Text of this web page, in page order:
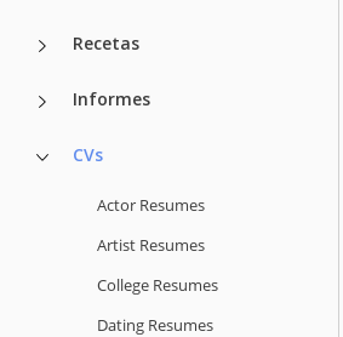
Recetas
Informes
CVs
Actor Resumes
Artist Resumes
College Resumes
Dating Resumes